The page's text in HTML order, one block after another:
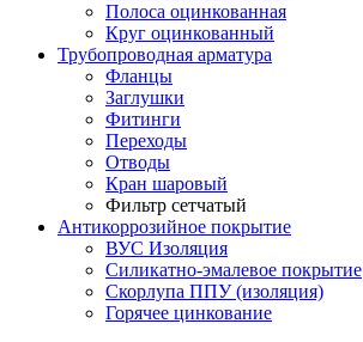
Полоса оцинкованная
Круг оцинкованный
Трубопроводная арматура
Фланцы
Заглушки
Фитинги
Переходы
Отводы
Кран шаровый
Фильтр сетчатый
Антикоррозийное покрытие
ВУС Изоляция
Силикатно-эмалевое покрытие
Скорлупа ППУ (изоляция)
Горячее цинкование